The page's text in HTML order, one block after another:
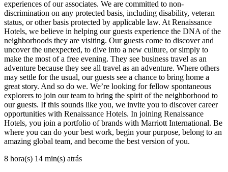
experiences of our associates. We are committed to non-
discrimination on any protected basis, including disability, veteran
status, or other basis protected by applicable law. At Renaissance
Hotels, we believe in helping our guests experience the DNA of the
neighborhoods they are visiting. Our guests come to discover and
uncover the unexpected, to dive into a new culture, or simply to
make the most of a free evening. They see business travel as an
adventure because they see all travel as an adventure. Where others
may settle for the usual, our guests see a chance to bring home a
great story. And so do we. We’re looking for fellow spontaneous
explorers to join our team to bring the spirit of the neighborhood to
our guests. If this sounds like you, we invite you to discover career
opportunities with Renaissance Hotels. In joining Renaissance
Hotels, you join a portfolio of brands with Marriott International. Be
where you can do your best work, begin your purpose, belong to an
amazing global team, and become the best version of you.
8 hora(s) 14 min(s) atrás